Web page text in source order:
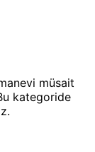
müsait
kategoride